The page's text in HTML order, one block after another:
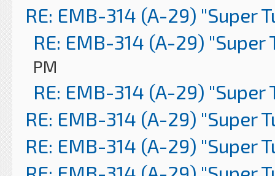
RE: EMB-314 (A-29) "Super
RE: EMB-314 (A-29) "Super
PM
RE: EMB-314 (A-29) "Super
RE: EMB-314 (A-29) "Super
RE: EMB-314 (A-29) "Super